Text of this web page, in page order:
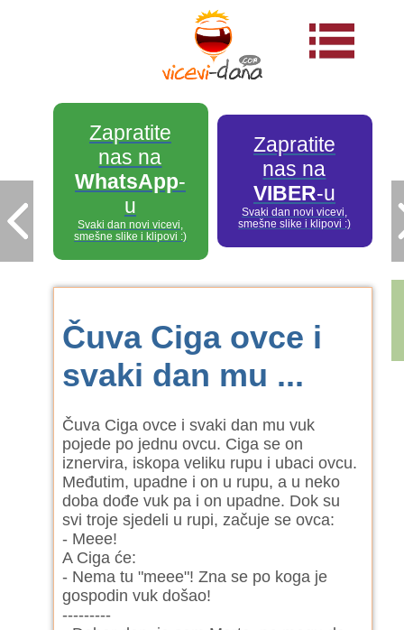
Zapratite
nas na
WhatsApp-
u
Svaki dan novi vicevi,
smešne slike i klipovi :)
Zapratite
nas na
VIBER-u
Svaki dan novi vicevi,
smešne slike i klipovi :)
Čuva Ciga ovce i
svaki dan mu ...
Čuva Ciga ovce i svaki dan mu vuk
pojede po jednu ovcu. Ciga se on
iznervira, iskopa veliku rupu i ubaci ovcu.
Međutim, upadne i on u rupu, a u neko
doba dođe vuk pa i on upadne. Dok su
svi troje sjedeli u rupi, začuje se ovca:
- Meee!
A Ciga će:
- Nema tu "meee"! Zna se po koga je
gospodin vuk došao!
---------